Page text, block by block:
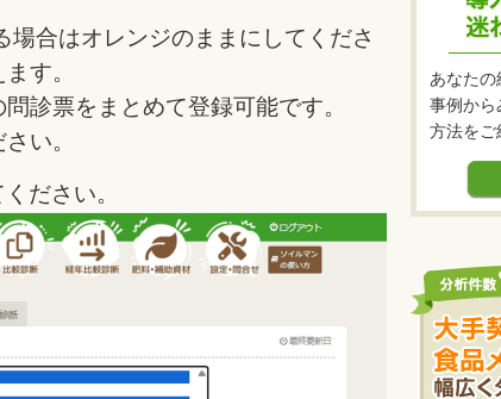
場合はオレンジのままにしてくださ
す。
診票をまとめて登録可能です。
い。
ださい。
あなたの
事例から
方法をご